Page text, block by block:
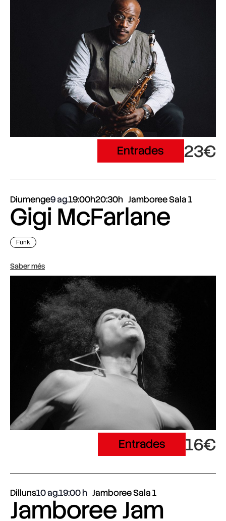
Entrades 23€
Diumenge9 ag.19:00h20:30h Jamboree Sala 1
Gigi McFarlane
Funk
Saber més
Entrades 16€
Dilluns10 ag.19:00 Jamboree Sala 1
Jamboree Jam